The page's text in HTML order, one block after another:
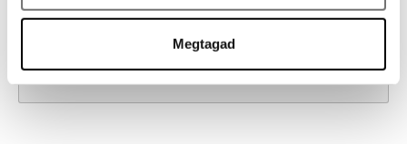
pontban. Bármikor módosíthatja vagy visszavonhatja a
szabásához, közösségi funkciók biztosításához,
Megtagad